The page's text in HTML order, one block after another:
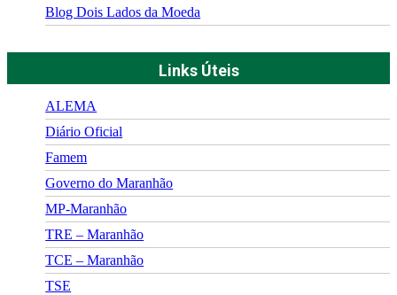
Blog Dois Lados da Moeda
Links Úteis
ALEMA
Diário Oficial
Famem
Governo do Maranhão
MP-Maranhão
TRE – Maranhão
TCE – Maranhão
TSE